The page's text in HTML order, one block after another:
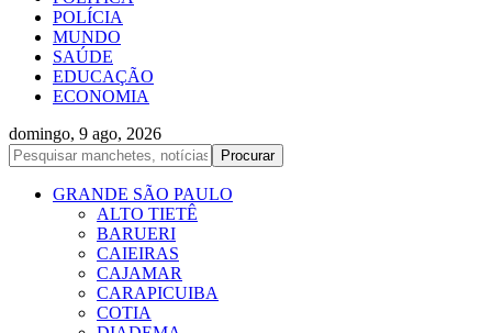
POLÍCIA
MUNDO
SAÚDE
EDUCAÇÃO
ECONOMIA
domingo, 9 ago, 2026
GRANDE SÃO PAULO
ALTO TIETÊ
BARUERI
CAIEIRAS
CAJAMAR
CARAPICUIBA
COTIA